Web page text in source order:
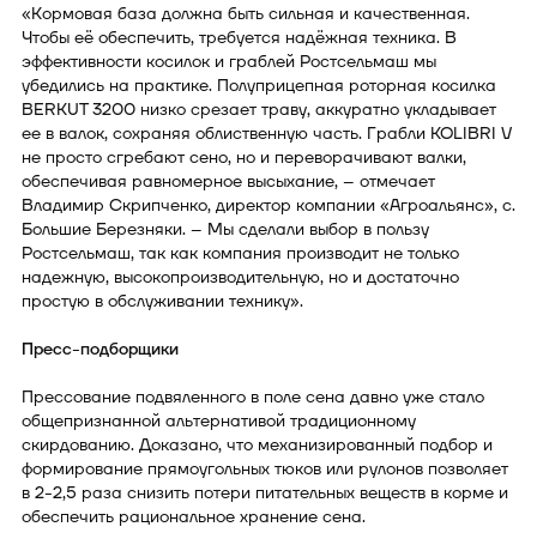
«Кормовая база должна быть сильная и качественная.
Чтобы её обеспечить, требуется надёжная техника. В
эффективности косилок и граблей Ростсельмаш мы
убедились на практике. Полуприцепная роторная косилка
BERKUT 3200 низко срезает траву, аккуратно укладывает
ее в валок, сохраняя облиственную часть. Грабли KOLIBRI V
не просто сгребают сено, но и переворачивают валки,
обеспечивая равномерное высыхание, – отмечает
Владимир Скрипченко, директор компании «Агроальянс», с.
Большие Березняки. – Мы сделали выбор в пользу
Ростсельмаш, так как компания производит не только
надежную, высокопроизводительную, но и достаточно
простую в обслуживании технику».
Пресс-подборщики
Прессование подвяленного в поле сена давно уже стало
общепризнанной альтернативой традиционному
скирдованию. Доказано, что механизированный подбор и
формирование прямоугольных тюков или рулонов позволяет
в 2-2,5 раза снизить потери питательных веществ в корме и
обеспечить рациональное хранение сена.